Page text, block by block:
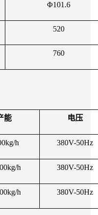
Φ101.6
520
760
能 电压
h 380V-50Hz
h 380V-50Hz
h 380V-50Hz